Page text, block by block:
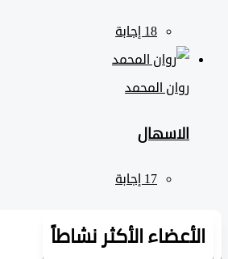
روان المحمد
الاسهال
الأكثر نشاطاً